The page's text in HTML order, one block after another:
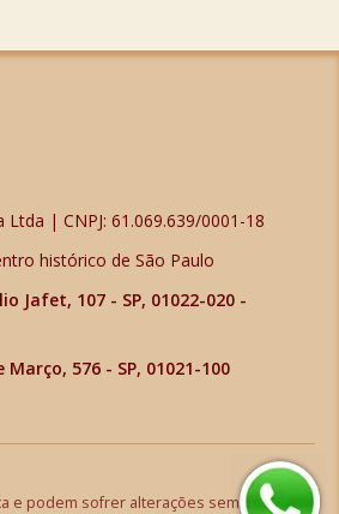
Ltda | CNPJ: 61.069.639/0001-18
histórico de São Paulo
Jafet, 107 - SP, 01022-020 -
Março, 576 - SP, 01021-100
e podem sofrer alterações sem aviso